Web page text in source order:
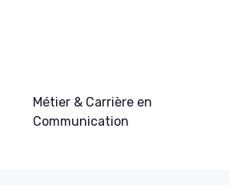
Métier & Carrière en
Communication